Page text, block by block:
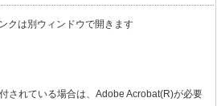
クは別ウィンドウで開きます
されている場合は、Adobe Acrobat(R)が必要